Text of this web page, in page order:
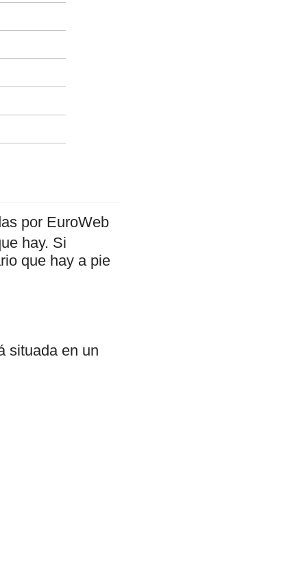
por EuroWeb
hay. Si
que hay a pie
situada en un